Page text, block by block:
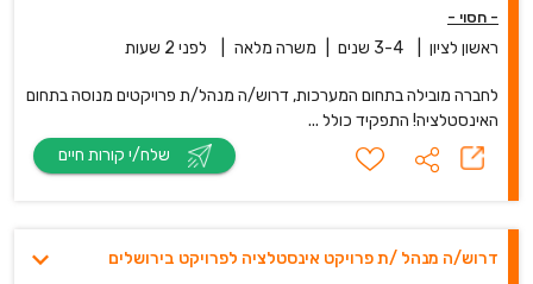
- חסוי -
ראשון לציון 3-4 שנים משרה מלאה לפני 2 שעות
לחברה מובילה בתחום המערכות, דרוש/ה מנהל/ת פרויקטים מנוסה בתחום
האינסטלציה! התפקיד כולל ...
דרוש/ה מנהל /ת פרויקט אינסטלציה לפרויקט בירושלים